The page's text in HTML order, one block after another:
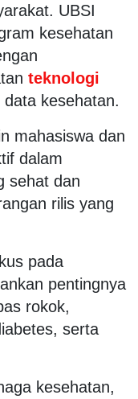
UBSI
kesehatan
teknologi
kesehatan.
mahasiswa dan
dalam
sehat dan
rilis yang
pada
pentingnya
rokok,
serta
kesehatan,